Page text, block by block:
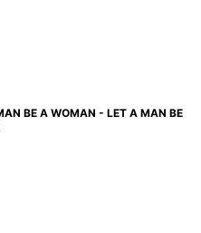
BE A WOMAN - LET A MAN BE